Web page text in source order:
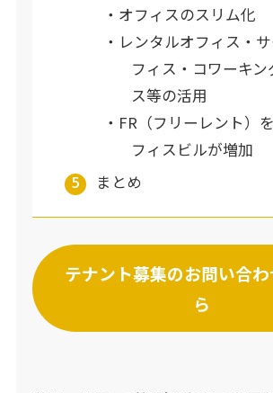
オフィスのスリム化
レンタルオフィス・
フィス・コワーキン
ス等の活用
FR（フリーレント）
フィスビルが増加
まとめ
テナント募集のお問い合
ら